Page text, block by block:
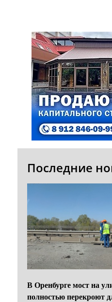
Последние
В Оренбурге мост на
полностью перекроют